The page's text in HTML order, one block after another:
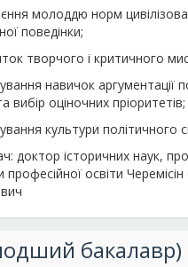
молоддю норм
поведінки;
творчого і критичного
навичок аргументації
вибір оціночних пріоритетів;
культури політичного
доктор історичних наук,
професійної освіти
бакалавр)